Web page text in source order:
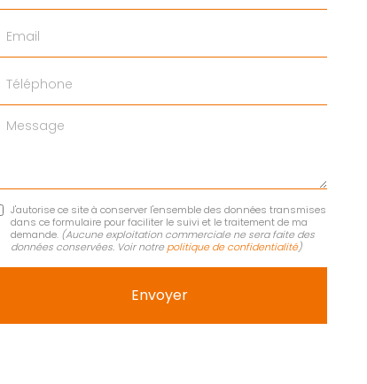
Message
J'autorise ce site à conserver l'ensemble des données transmises
dans ce formulaire pour faciliter le suivi et le traitement de ma
demande. (Aucune exploitation commerciale ne sera faite des
données conservées. Voir notrepolitique de confidentialité)